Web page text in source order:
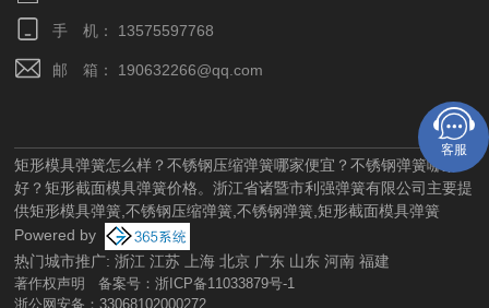
手 机： 13575597768
邮 箱： 190632266@qq.com
矩形模具弹簧怎么样？不锈钢压缩弹簧哪家便宜？不锈钢弹簧哪家
好？矩形截面模具弹簧价格。浙江省诸暨市利强弹簧有限公司主要提
供矩形模具弹簧,不锈钢压缩弹簧,不锈钢弹簧,矩形截面模具弹簧
Powered by
热门城市推广:浙江 江苏 上海 北京 广东 山东 河南 福建
著作权声明 备案号：浙ICP备11033879号-1
浙公网安备：33068102000272
客服